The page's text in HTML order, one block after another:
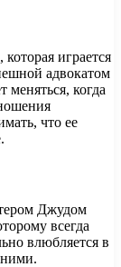
играется
адвокатом
меняться, когда
что ее
Джудом
всегда
влюбляется в